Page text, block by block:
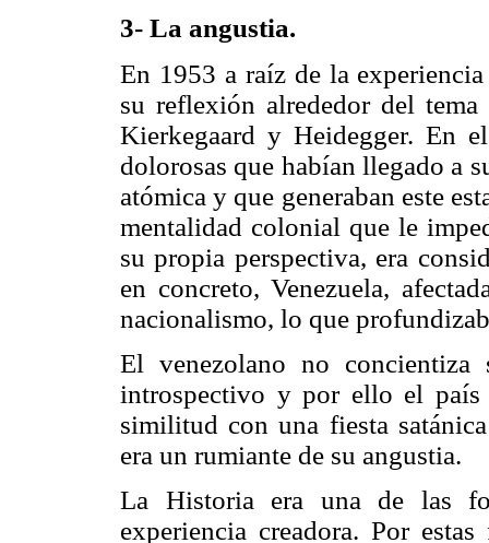
3- La angustia.
En 1953 a raíz de la
su reflexión alrededor del
Kierkegaard y Heidegger. En
dolorosas que habían llegado a
atómica y que generaban este
mentalidad colonial que le
su propia perspectiva, era
en concreto, Venezuela,
nacionalismo, lo que
El venezolano no
introspectivo y por ello el país
similitud con una fiesta
era un rumiante de su angustia.
La Historia era una de las
experiencia creadora. Por